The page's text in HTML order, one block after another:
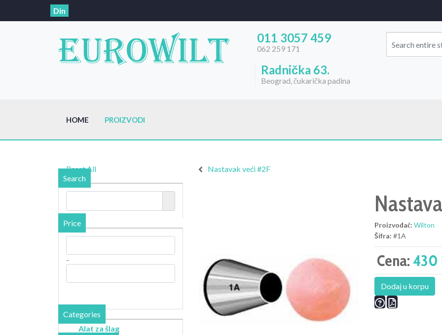
Din
011 3057 459
062 259 171
Radnička 63.
Beograd, čukarička padina
HOME PROIZVODI
Nastavak veći #2F
Proizvođač: Wilton
Šifra: #1A
Cena:430
Dodaj u korpu
Reset All
Search
Price
-
Categories
Alat za šlag